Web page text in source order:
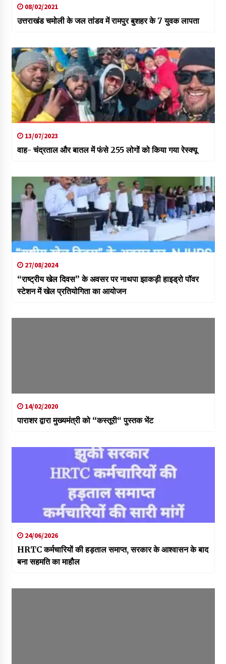
08/02/2021
उत्तराखंड चमोली के जल तांडव में रामपुर बुशहर के 7 युवक लापता
13/07/2023
वाह- चंद्रताल और बातल में फंसे 255 लोगों को किया गया रेस्क्यू
27/08/2024
“राष्ट्रीय खेल दिवस” के अवसर पर नाथपा झाकड़ी हाइड्रो पॉवर
स्टेशन में खेल प्रतियोगिता का आयोजन
14/02/2020
पाराशर द्वारा मुख्यमंत्री को ‘‘कस्तूरी“ पुस्तक भेंट
24/06/2026
HRTC कर्मचारियों की हड़ताल समाप्त, सरकार के आश्वासन के बाद
बना सहमति का माहौल